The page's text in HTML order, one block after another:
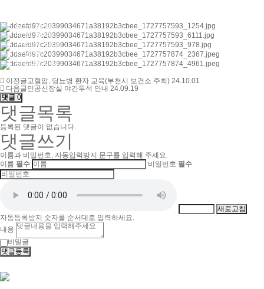
● 협력 병원
● 의료 협력
● 온라인 상담
● 자필후기
● 사회복지실
이전글고혈압, 당뇨병 환자 교육(부천시 보건소 주최) 24.10.01
다음글인공신장실 야간투석 안내 24.09.19
댓글 0
댓글목록
등록된 댓글이 없습니다.
댓글쓰기
이름과 비밀번호, 자동입력방지 문구를 입력해 주세요.
이름 필수 비밀번호 필수
새로고침
자동등록방지 숫자를 순서대로 입력하세요.
내용
비밀글
댓글등록